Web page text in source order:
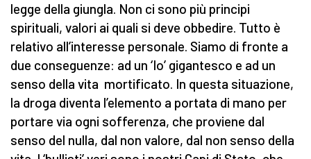
legge della giungla. Non ci sono più principi
spirituali, valori ai quali si deve obbedire. Tutto è
relativo all’interesse personale. Siamo di fronte a
due conseguenze: ad un ‘Io’ gigantesco e ad un
senso della vita mortificato. In questa situazione,
la droga diventa l’elemento a portata di mano per
portare via ogni sofferenza, che proviene dal
senso del nulla, dal non valore, dal non senso della